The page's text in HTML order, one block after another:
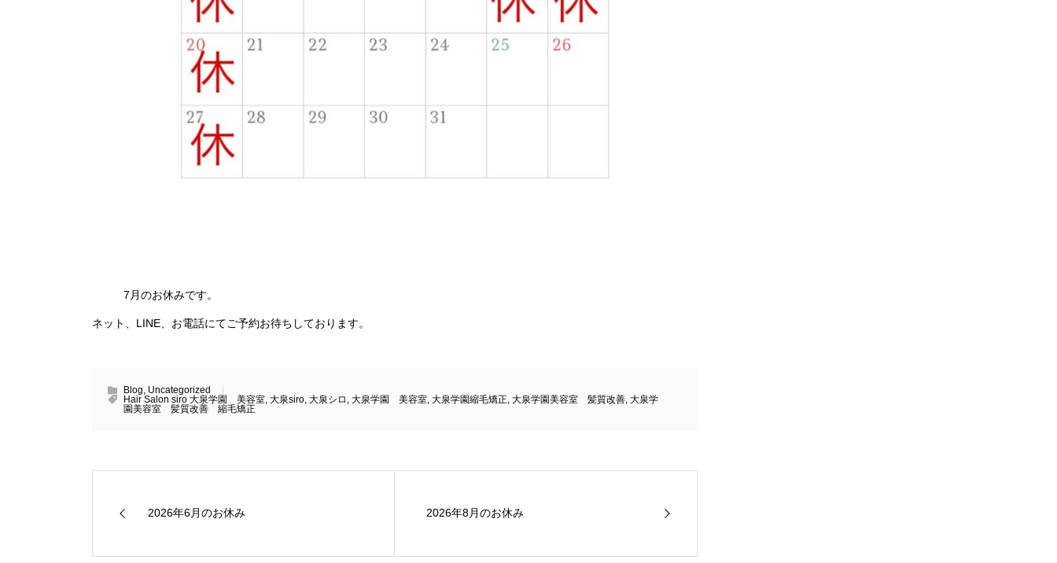
7月のお休みです。
ネット、LINE、お電話にてご予約お待ちしております。
Blog Uncategorized
Hair Salon siro 大泉学園 美容室 大泉siro 大泉シロ 大泉学園 美容室 大泉学園縮毛矯正 大泉学園美容室 髪質改善 大泉学
園美容室 髪質改善 縮毛矯正
2026年6月のお休み 2026年8月のお休み